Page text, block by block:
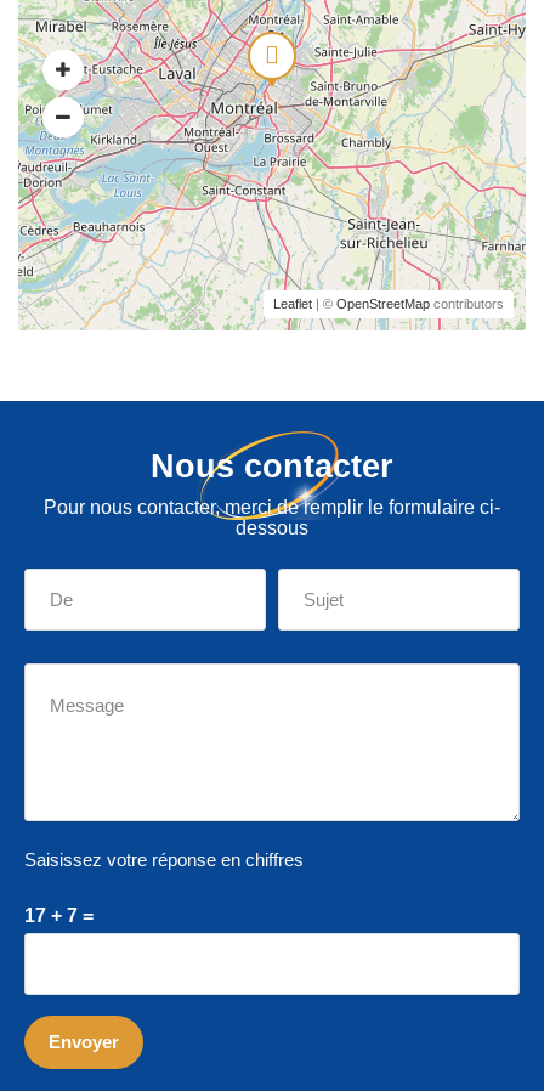
Leaflet | © OpenStreetMap contributors
Nous contacter
Pour nous contacter, merci de remplir le formulaire ci-
dessous
Saisissez votre réponse en chiffres
17 + 7 =